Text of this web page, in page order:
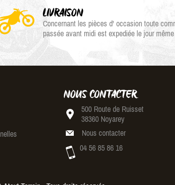
LIVRAISON
Concernant les pièces d' occasion toute
passée avant midi est expediée le jour même
NOUS CONTACTER
500 Route de Ruisset
38360 Noyarey
Nous contacter
04 56 85 86 16